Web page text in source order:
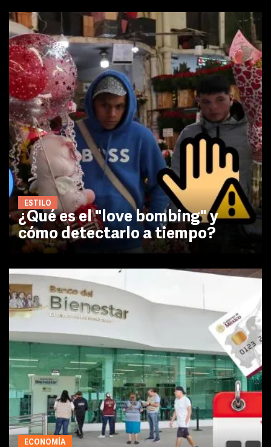
ESTILO
¿Qué es el "love bombing" y
cómo detectarlo a tiempo?
ECONOMÍA